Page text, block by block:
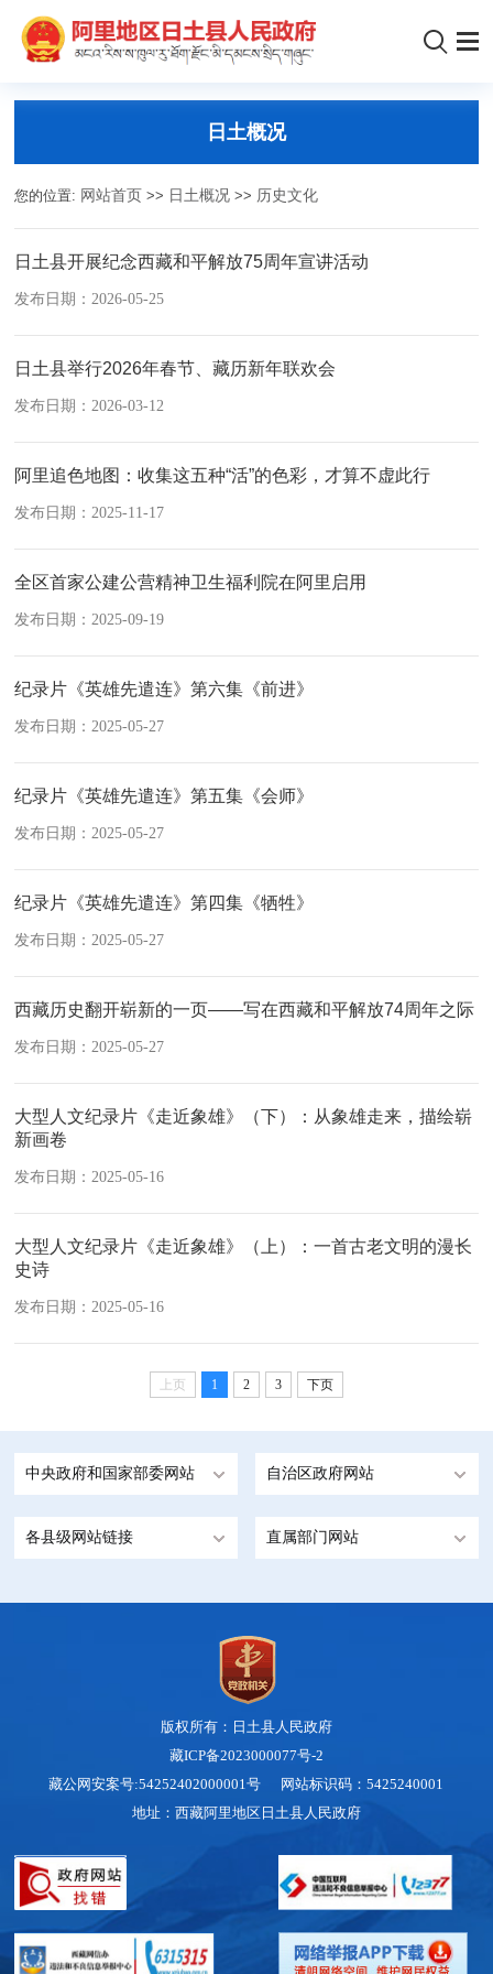
日土概况
您的位置: 网站首页 >> 日土概况 >> 历史文化
日土县开展纪念西藏和平解放75周年宣讲活动
发布日期：2026-05-25
日土县举行2026年春节、藏历新年联欢会
发布日期：2026-03-12
阿里追色地图：收集这五种“活”的色彩，才算不虚此行
发布日期：2025-11-17
全区首家公建公营精神卫生福利院在阿里启用
发布日期：2025-09-19
纪录片《英雄先遣连》第六集《前进》
发布日期：2025-05-27
纪录片《英雄先遣连》第五集《会师》
发布日期：2025-05-27
纪录片《英雄先遣连》第四集《牺牲》
发布日期：2025-05-27
西藏历史翻开崭新的一页——写在西藏和平解放74周年之际
发布日期：2025-05-27
大型人文纪录片《走近象雄》（下）：从象雄走来，描绘崭
新画卷
发布日期：2025-05-16
大型人文纪录片《走近象雄》（上）：一首古老文明的漫长
史诗
发布日期：2025-05-16
上页 1 2 3 下页
中央政府和国家部委网站 自治区政府网站
各县级网站链接 直属部门网站
版权所有：日土县人民政府
藏ICP备2023000077号-2
藏公网安案号:54252402000001号 网站标识码：5425240001
地址：西藏阿里地区日土县人民政府